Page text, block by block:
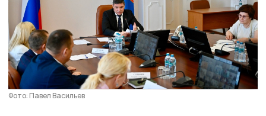
Фото: Павел Васильев